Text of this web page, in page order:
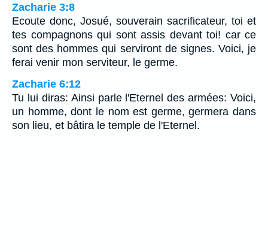
Zacharie 3:8
Ecoute donc, Josué, souverain sacrificateur, toi et
tes compagnons qui sont assis devant toi! car ce
sont des hommes qui serviront de signes. Voici, je
ferai venir mon serviteur, le germe.
Zacharie 6:12
Tu lui diras: Ainsi parle l'Eternel des armées: Voici,
un homme, dont le nom est germe, germera dans
son lieu, et bâtira le temple de l'Eternel.